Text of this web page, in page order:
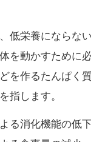
低栄養にならな
を動かすために
を作るたんぱく
指します。
る消化機能の低